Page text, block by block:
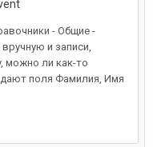
- Общие -
и записи,
можно ли как-то
поля Фамилия, Имя